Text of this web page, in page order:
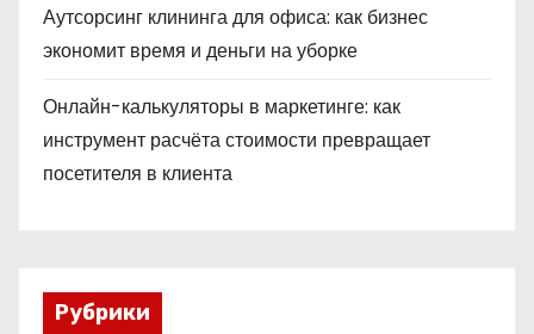
Аутсорсинг клининга для офиса: как бизнес
экономит время и деньги на уборке
Онлайн-калькуляторы в маркетинге: как
инструмент расчёта стоимости превращает
посетителя в клиента
Рубрики